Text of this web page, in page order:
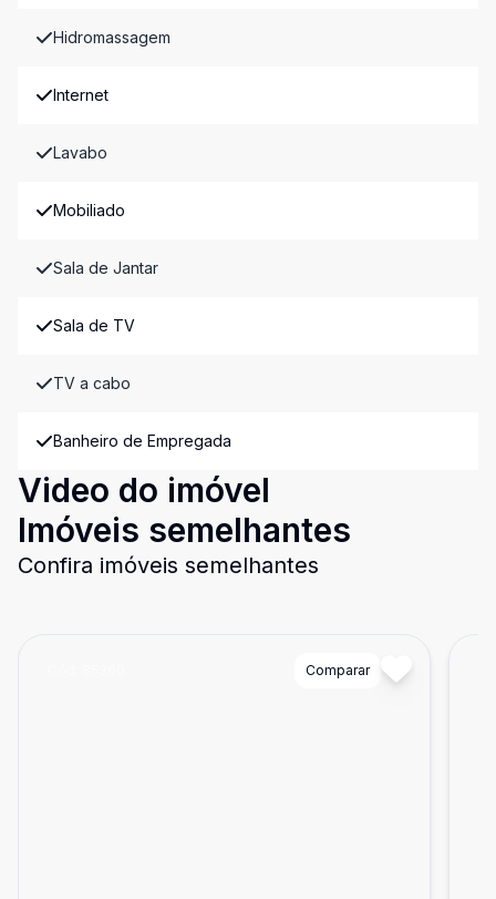
Hidromassagem
Internet
Lavabo
Mobiliado
Sala de Jantar
Sala de TV
TV a cabo
Banheiro de Empregada
Video do imóvel
Imóveis semelhantes
Confira imóveis semelhantes
Comparar